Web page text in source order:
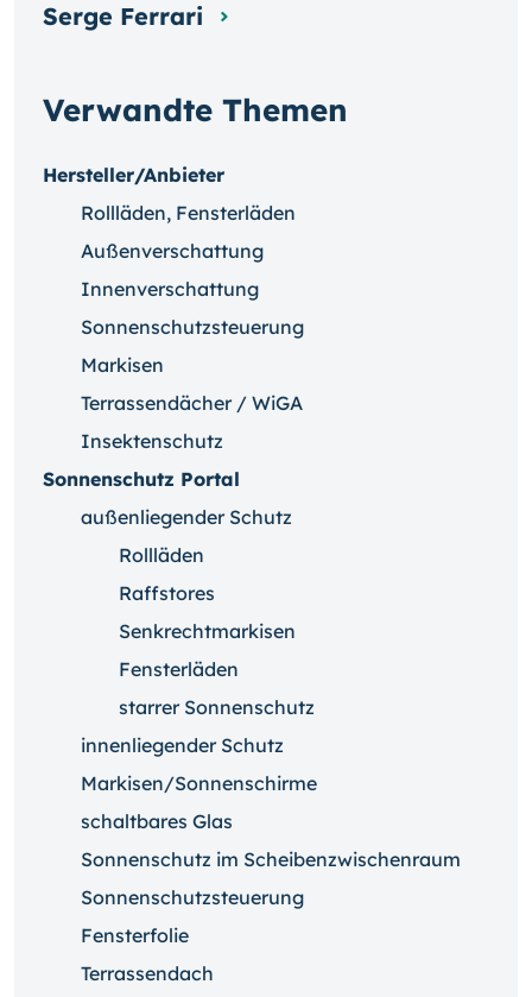
Verwandte Themen
Hersteller/Anbieter
Rollläden, Fensterläden
Außenverschattung
Innenverschattung
Sonnenschutzsteuerung
Markisen
Terrassendächer / WiGA
Insektenschutz
Sonnenschutz Portal
außenliegender Schutz
Rollläden
Raffstores
Senkrechtmarkisen
Fensterläden
starrer Sonnenschutz
innenliegender Schutz
Markisen/Sonnenschirme
schaltbares Glas
Sonnenschutz im Scheibenzwischenraum
Sonnenschutzsteuerung
Fensterfolie
Terrassendach
Serge Ferrari